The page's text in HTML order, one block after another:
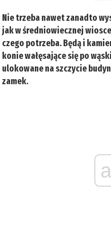
Nie trzeba nawet zanadto
jak w średniowiecznej
czego potrzeba. Będą i
konie wałęsające się po
ulokowane na szczycie
zamek.